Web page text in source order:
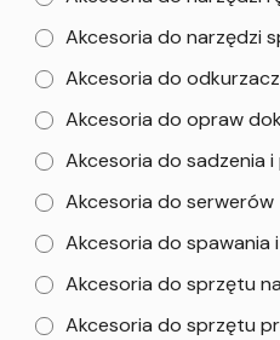
Akcesoria do narzędzi
Akcesoria do
Akcesoria do opraw
Akcesoria do sadzenia i
Akcesoria do serwerów
Akcesoria do spawania
Akcesoria do sprzętu
Akcesoria do sprzętu